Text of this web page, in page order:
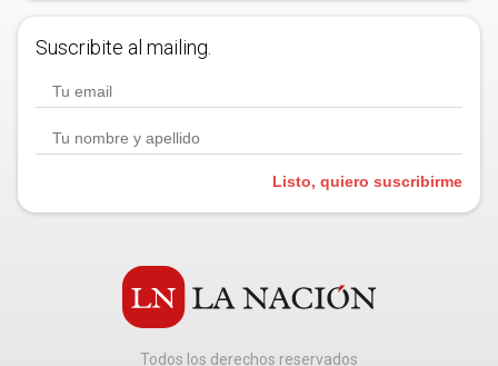
Suscribite al mailing.
Listo, quiero suscribirme
Todos los derechos reservados